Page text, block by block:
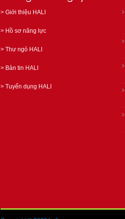
> Giới thiệu HALI
> Hồ sơ năng lực
> Thư ngỏ HALI
> Bản tin HALI
> Tuyển dụng HALI